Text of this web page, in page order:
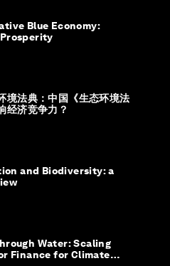
Blue Economy:
境法典：中国《生态环境法
经济竞争力？
and Biodiversity: a
Water: Scaling
Finance for Climate